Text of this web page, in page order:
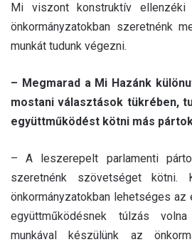
Mi viszont konstruktív
önkormányzatokban szeretnénk
munkát tudunk végezni.
– Megmarad a Mi Hazánk
mostani választások tükrében,
együttműködést kötni más
– A leszerepelt parlamenti
szeretnénk szövetséget kötni.
önkormányzatokban lehetséges
együttműködésnek túlzás
munkával készülünk az